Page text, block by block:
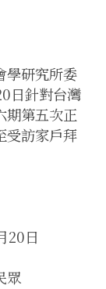
學研究所委
日針對台灣
期第五次正
受訪家戶拜
20日
眾